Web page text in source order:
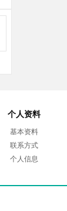
个人资料
基本资料
联系方式
个人信息